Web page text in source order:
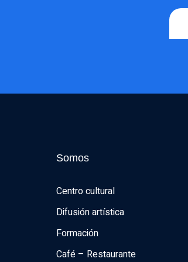
Somos
Centro cultural
Difusión artística
Formación
Café – Restaurante